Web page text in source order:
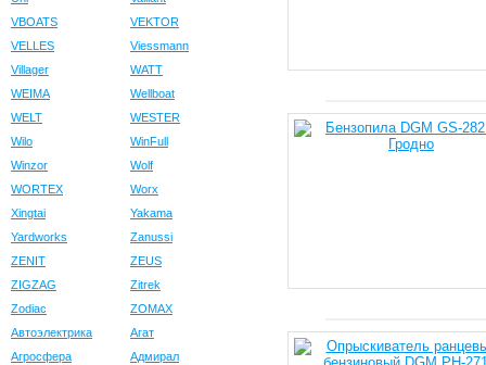
VBOATS
VEKTOR
VELLES
Viessmann
Villager
WATT
WEIMA
Wellboat
WELT
WESTER
Wilo
WinFull
Winzor
Wolf
WORTEX
Worx
Xingtai
Yakama
Yardworks
Zanussi
ZENIT
ZEUS
ZIGZAG
Zitrek
Zodiac
ZOMAX
Автоэлектрика
Агат
Агросфера
Адмирал